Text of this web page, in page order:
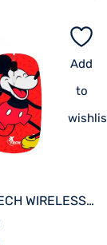
Add
to
MOUSE XTECH WIRELESS XTM-D340MK MICKEY MOUSE XTECH 1600DPI/4 BOT/ROJO